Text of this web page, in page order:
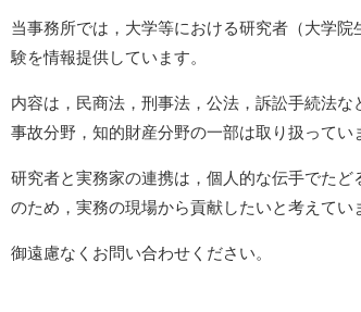
当事務所では，大学等における研究者（大学
験を情報提供しています。
内容は，民商法，刑事法，公法，訴訟手続法
事故分野，知的財産分野の一部は取り扱ってい
研究者と実務家の連携は，個人的な伝手でた
のため，実務の現場から貢献したいと考えてい
御遠慮なくお問い合わせください。